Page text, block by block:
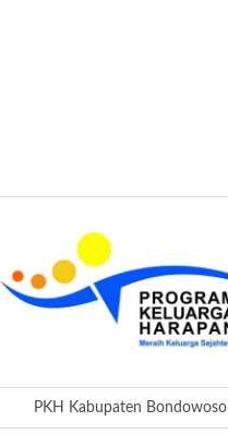
PKH Kabupaten Bondowoso